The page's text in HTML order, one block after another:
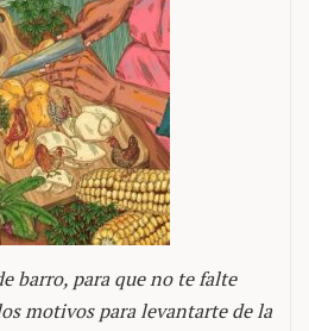
barro, para que no te falte
motivos para levantarte de la